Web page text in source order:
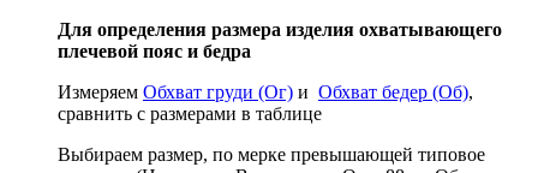
Для определения размера изделия охватывающего
плечевой пояс и бедра
Измеряем Обхват груди (Ог) и Обхват бедер (Об),
сравнить с размерами в таблице
Выбираем размер, по мерке превышающей типовое